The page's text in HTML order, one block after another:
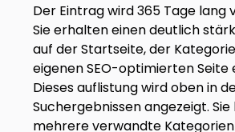
Der Eintrag wird 365 Tage
Sie erhalten einen deutlich
auf der Startseite, der
eigenen SEO-optimierten Seite
Dieses auflistung wird oben in
Suchergebnissen angezeigt.
mehrere verwandte